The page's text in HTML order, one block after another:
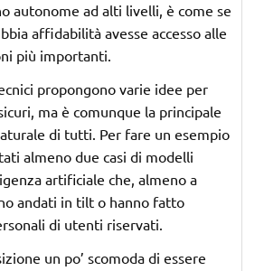
autonome ad alti livelli, è come se
affidabilità avesse accesso alle
più importanti.
propongono varie idee per
ma è comunque la principale
di tutti. Per fare un esempio
almeno due casi di modelli
artificiale che, almeno a
andati in tilt o hanno fatto
di utenti riservati.
un po’ scomoda di essere